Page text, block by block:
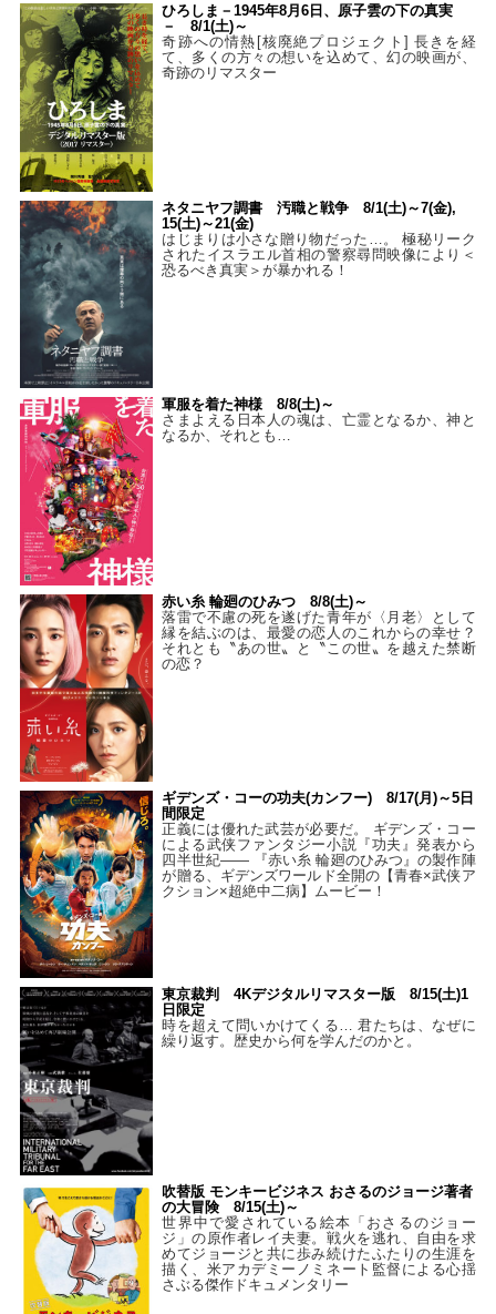
ひろしま－1945年8月6日、原子雲の下の真実
－ 8/1(土)～
奇跡への情熱[核廃絶プロジェクト] 長きを経
て、多くの方々の想いを込めて、幻の映画が、
奇跡のリマスター
ネタニヤフ調書 汚職と戦争 8/1(土)～7(金),
15(土)～21(金)
はじまりは小さな贈り物だった…。 極秘リーク
されたイスラエル首相の警察尋問映像により＜
恐るべき真実＞が暴かれる！
軍服を着た神様 8/8(土)～
さまよえる日本人の魂は、亡霊となるか、神と
なるか、それとも…
赤い糸 輪廻のひみつ 8/8(土)～
落雷で不慮の死を遂げた青年が〈月老〉として
縁を結ぶのは、最愛の恋人のこれからの幸せ？
それとも〝あの世〟と〝この世〟を越えた禁断
の恋？
ギデンズ・コーの功夫(カンフー) 8/17(月)～5日
間限定
正義には優れた武芸が必要だ。 ギデンズ・コー
による武侠ファンタジー小説『功夫』発表から
四半世紀―― 『赤い糸 輪廻のひみつ』の製作陣
が贈る、ギデンズワールド全開の【青春×武侠ア
クション×超絶中二病】ムービー！
東京裁判 4Kデジタルリマスター版 8/15(土)1
日限定
時を超えて問いかけてくる… 君たちは、なぜに
繰り返す。歴史から何を学んだのかと。
吹替版 モンキービジネス おさるのジョージ著者
の大冒険 8/15(土)～
世界中で愛されている絵本「おさるのジョー
ジ」の原作者レイ夫妻。戦火を逃れ、自由を求
めてジョージと共に歩み続けたふたりの生涯を
描く、米アカデミーノミネート監督による心揺
さぶる傑作ドキュメンタリー